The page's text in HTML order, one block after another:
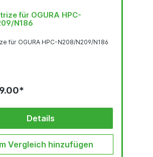
für OGURA HPC-
N186
für OGURA HPC-N208/N209/N186
Details
Vergleich hinzufügen